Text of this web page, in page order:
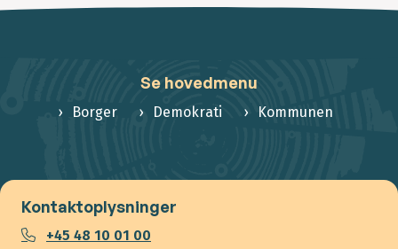
Se hovedmenu
Borger Demokrati Kommunen
Kontaktoplysninger
+45 48 10 01 00